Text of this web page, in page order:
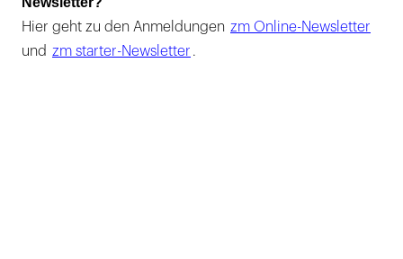
Hier geht zu den Anmeldungen zm Online-Newsletter
und zm starter-Newsletter .